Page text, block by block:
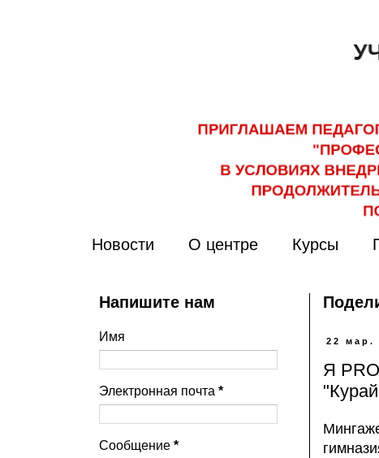
Новости О центре Курсы
22 мар.
Я
Напишите нам
Имя
Электронная почта *
Сообщение *